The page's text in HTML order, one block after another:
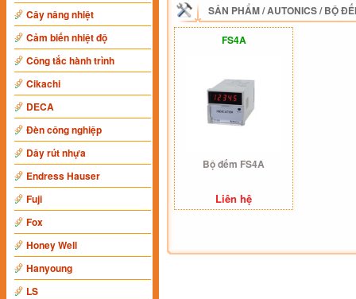
Cây nâng nhiệt
Cảm biến nhiệt độ
Công tắc hành trình
Cikachi
DECA
Đèn công nghiệp
Dây rút nhựa
Endress Hauser
Fuji
Fox
Honey Well
Hanyoung
LS
SẢN PHẨM/AUTONICS/BỘ
FS4A
Bộ đếm FS4A
Liên hệ